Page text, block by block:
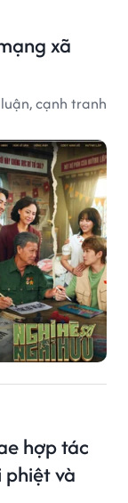
xã
cạnh tranh
hợp tác
và